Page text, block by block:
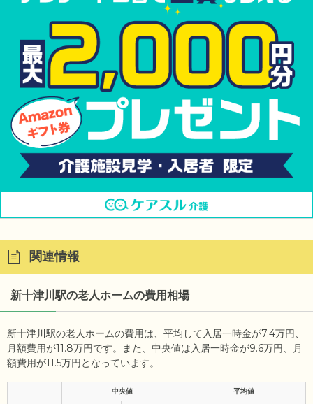
関連情報
新十津川駅の老人ホームの費用相場
新十津川駅の老人ホームの費用は、平均して入居一時金が7.4万円、
月額費用が11.8万円です。また、中央値は入居一時金が9.6万円、月
額費用が11.5万円となっています。
中央値 平均値